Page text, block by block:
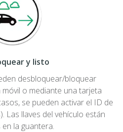
y listo
desbloquear/bloquear
o mediante una tarjeta
se pueden activar el ID de
Las llaves del vehículo están
la guantera.